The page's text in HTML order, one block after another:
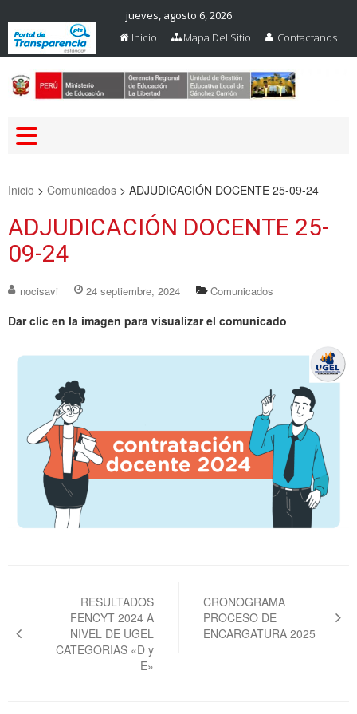
jueves, agosto 6, 2026
Inicio
Mapa Del Sitio Contactanos
Inicio > Comunicados > ADJUDICACIÓN DOCENTE 25-09-24
ADJUDICACIÓN DOCENTE 25-
09-24
nocisavi 24 septiembre, 2024 Comunicados
Dar clic en la imagen para visualizar el comunicado
entradas
RESULTADOS
FENCYT 2024 A
NIVEL DE UGEL
CATEGORIAS «D y
E»
CRONOGRAMA
PROCESO DE
ENCARGATURA 2025